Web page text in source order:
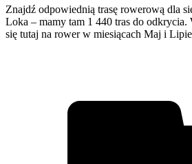
Znajdź odpowiednią trasę rowerową dla
Loka – mamy tam 1 440 tras do odkrycia.
się tutaj na rower w miesiącach Maj i